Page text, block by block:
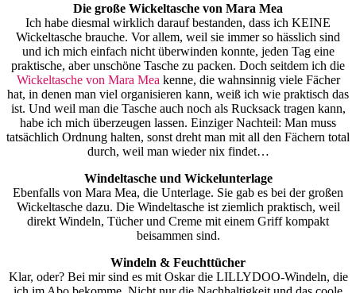
Die große Wickeltasche von Mara Mea
Ich habe diesmal wirklich darauf bestanden, dass ich KEINE
Wickeltasche brauche. Vor allem, weil sie immer so hässlich sind
und ich mich einfach nicht überwinden konnte, jeden Tag eine
praktische, aber unschöne Tasche zu packen. Doch seitdem ich die
Wickeltasche von Mara Mea kenne, die wahnsinnig viele Fächer
hat, in denen man viel organisieren kann, weiß ich wie praktisch das
ist. Und weil man die Tasche auch noch als Rucksack tragen kann,
habe ich mich überzeugen lassen. Einziger Nachteil: Man muss
tatsächlich Ordnung halten, sonst dreht man mit all den Fächern total
durch, weil man wieder nix findet…
Windeltasche und Wickelunterlage
Ebenfalls von Mara Mea, die Unterlage. Sie gab es bei der großen
Wickeltasche dazu. Die Windeltasche ist ziemlich praktisch, weil
direkt Windeln, Tücher und Creme mit einem Griff kompakt
beisammen sind.
Windeln & Feuchttücher
Klar, oder? Bei mir sind es mit Oskar die LILLYDOO-Windeln, die